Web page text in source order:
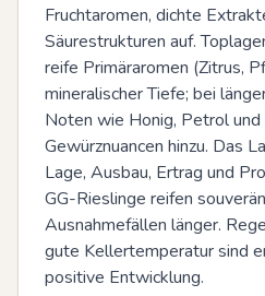
Fruchtaromen, dichte
Säurestrukturen auf.
reife Primäraromen (Zitrus,
mineralischer Tiefe; bei
Noten wie Honig, Petrol
Gewürznuancen hinzu. Das
Lage, Ausbau, Ertrag und
GG-Rieslinge reifen
Ausnahmefällen länger.
gute Kellertemperatur sind
positive Entwicklung.